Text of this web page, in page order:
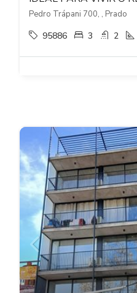
Pedro Trápani 700, , Prado
95886 3 2